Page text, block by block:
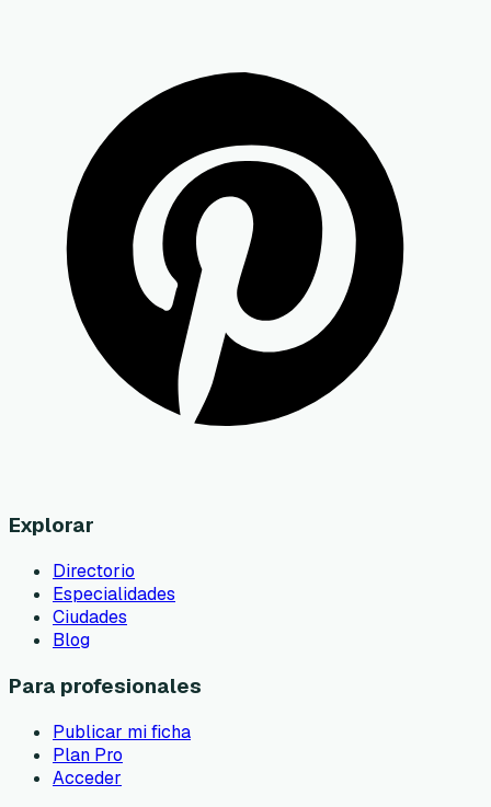
Explorar
Directorio
Especialidades
Ciudades
Blog
Para profesionales
Publicar mi ficha
Plan Pro
Acceder